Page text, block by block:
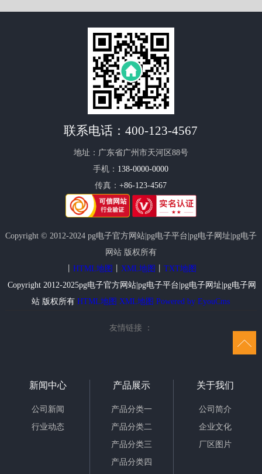
联系电话：400-123-4567
地址：广东省广州市天河区88号
手机： 138-0000-0000
传真：+86-123-4567
Copyright © 2012-2024 pg电子官方网站|pg电子平台|pg电子网址|pg电子
网站 版权所有
丨HTML地图 XML地图 丨TXT地图
Copyright 2012-2025pg电子官方网站|pg电子平台|pg电子网址|pg电子网
站 版权所有HTML地图 XML地图 Powered by EyouCms
友情链接 ：
关于我们
公司简介
企业文化
厂区图片
产品展示
产品分类一
产品分类二
产品分类三
产品分类四
新闻中心
公司新闻
行业动态